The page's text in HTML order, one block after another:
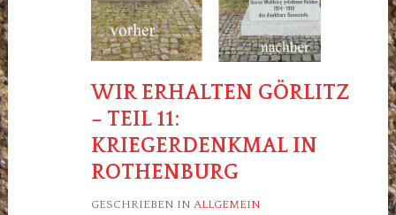
WIR ERHALTEN GÖRLITZ
– TEIL 11:
KRIEGERDENKMAL IN
ROTHENBURG
GESCHRIEBEN IN ALLGEMEIN